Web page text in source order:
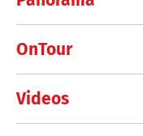
OnTour
Videos